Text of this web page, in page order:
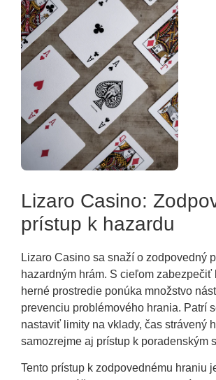
Lizaro Casino:
prístup k hazardu
Lizaro Casino sa snaží o zodpovedný
hazardným hrám. S cieľom zabezpečiť
herné prostredie ponúka množstvo
prevenciu problémového hrania. Patrí
nastaviť limity na vklady, čas strávený
samozrejme aj prístup k poradenským
Tento prístup k zodpovednému hraniu